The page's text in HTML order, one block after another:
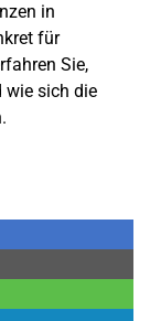
in
für
Sie,
wie sich die